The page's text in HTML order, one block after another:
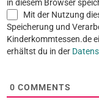
in diesem Browser
Mit der Nutzung
Speicherung und
Kinderkommtessen.de
erhältst du in der
0 COMMENTS